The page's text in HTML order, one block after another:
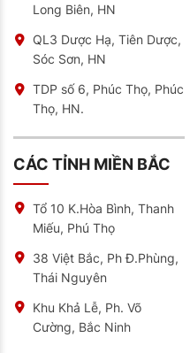
Long Biên, HN
QL3 Dược Hạ, Tiên Dược,
Sóc Sơn, HN
TDP số 6, Phúc Thọ, Phúc
Thọ, HN.
CÁC TỈNH MIỀN BẮC
Tổ 10 K.Hòa Bình, Thanh
Miếu, Phú Thọ
38 Việt Bắc, Ph Đ.Phùng,
Thái Nguyên
Khu Khả Lễ, Ph. Võ
Cường, Bắc Ninh